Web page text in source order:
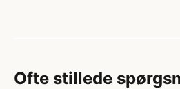
Ofte stillede